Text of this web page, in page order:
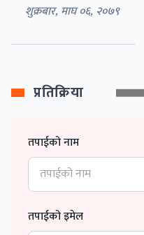
शुक्रबार, माघ ०६, २०७९
प्रतिक्रिया
तपाईको नाम
तपाईको इमेल